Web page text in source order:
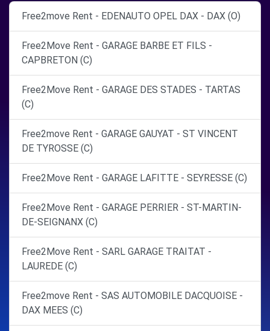
Free2move Rent - EDENAUTO OPEL DAX - DAX (O)
Free2Move Rent - GARAGE BARBE ET FILS -
CAPBRETON (C)
Free2Move Rent - GARAGE DES STADES - TARTAS
(C)
Free2move Rent - GARAGE GAUYAT - ST VINCENT
DE TYROSSE (C)
Free2Move Rent - GARAGE LAFITTE - SEYRESSE (C)
Free2Move Rent - GARAGE PERRIER - ST-MARTIN-
DE-SEIGNANX (C)
Free2Move Rent - SARL GARAGE TRAITAT -
LAUREDE (C)
Free2move Rent - SAS AUTOMOBILE DACQUOISE -
DAX MEES (C)